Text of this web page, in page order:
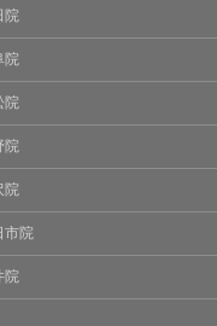
院
院
院
院
院
市院
院